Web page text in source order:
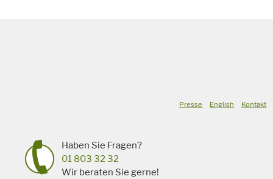
Presse English Kontakt
Haben Sie Fragen?
01 803 32 32
Wir beraten Sie gerne!